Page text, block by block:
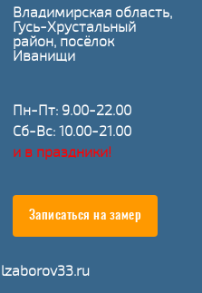
Владимирская область,
Гусь-Хрустальный
район, посёлок
Иванищи
Пн-Пт: 9.00-22.00
Сб-Вс: 10.00-21.00
и в праздники!
Записаться на замер